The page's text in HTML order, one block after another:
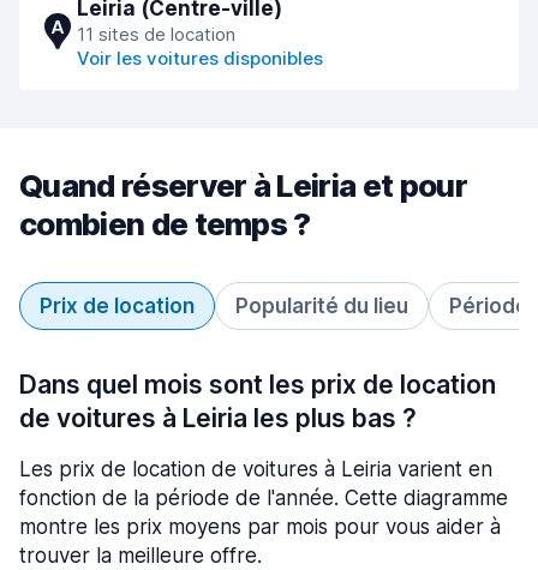
A
Leiria (Сentre-ville)
11 sites de location
Voir les voitures disponibles
Quand réserver à Leiria et pour
combien de temps ?
Prix de location Popularité du lieu Période
Dans quel mois sont les prix de location
de voitures à Leiria les plus bas ?
Les prix de location de voitures à Leiria varient en
fonction de la période de l'année. Cette diagramme
montre les prix moyens par mois pour vous aider à
trouver la meilleure offre.